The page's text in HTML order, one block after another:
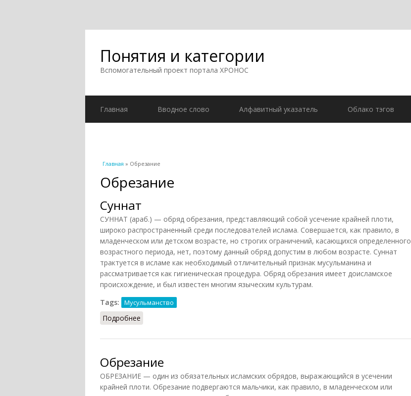
Понятия и категории
Вспомогательный проект портала ХРОНОС
Главная Вводное слово Алфавитный указатель Облако тэгов
Вы здесь
Главная » Обрезание
Обрезание
Суннат
СУННАТ (араб.) — обряд обрезания, представляющий собой усечение крайней плоти,
широко распространенный среди последователей ислама. Совершается, как правило, в
младенческом или детском возрасте, но строгих ограничений, касающихся определенного
возрастного периода, нет, поэтому данный обряд допустим в любом возрасте. Суннат
трактуется в исламе как необходимый отличительный признак мусульманина и
рассматривается как гигиеническая процедура. Обряд обрезания имеет доисламское
происхождение, и был известен многим языческим культурам.
Tags:
Мусульманство
Подробнее
Обрезание
ОБРЕЗАНИЕ — один из обязательных исламских обрядов, выражающийся в усечении
крайней плоти. Обрезание подвергаются мальчики, как правило, в младенческом или